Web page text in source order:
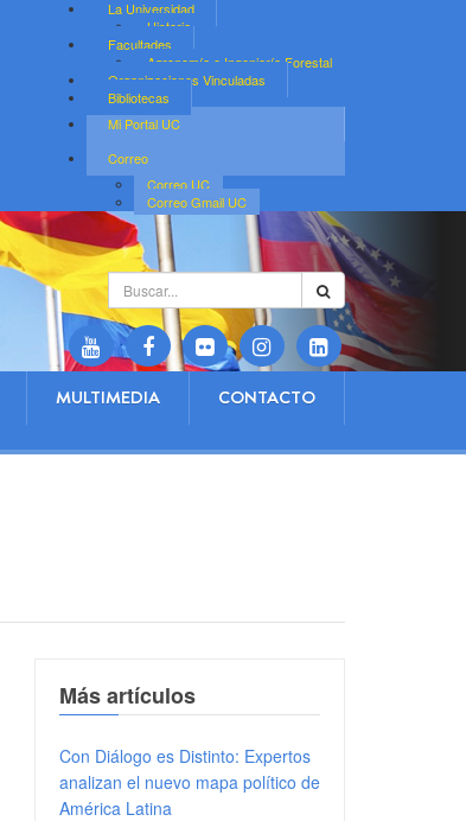
La Universidad
Historia
Facultades
Agronomía e Ingeniería Forestal
Organizaciones Vinculadas
Bibliotecas
Mi Portal UC
Correo
Correo UC
Correo Gmail UC
Buscar...
MULTIMEDIA CONTACTO
Más artículos
Con Diálogo es Distinto: Expertos
analizan el nuevo mapa político de
América Latina